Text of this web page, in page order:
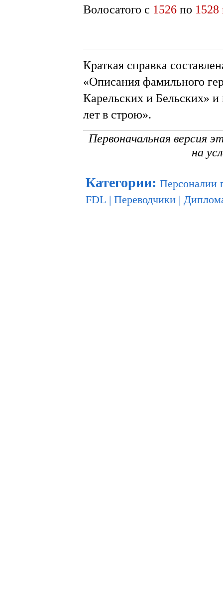
Волосатого с 1526 по 1528
Краткая справка
«Описания фамильного
Карельских и Бельских»
лет в строю».
Первоначальная версия
на
Категории: Персоналии
FDL | Переводчики |